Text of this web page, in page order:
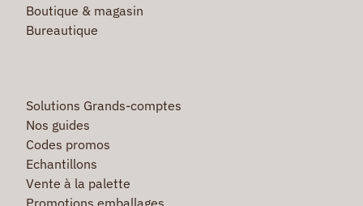
Boutique & magasin
Bureautique
Solutions Grands-comptes
Nos guides
Codes promos
Echantillons
Vente à la palette
Promotions emballages